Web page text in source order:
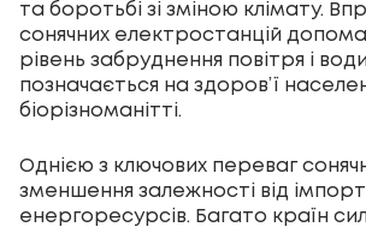
та боротьбі зі зміною клімату.
сонячних електростанцій
рівень забруднення повітря і
позначається на здоров’ї
біорізноманітті.
Однією з ключових переваг
зменшення залежності від
енергоресурсів. Багато країн